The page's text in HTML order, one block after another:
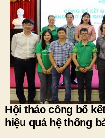
Hội thảo công bố
hiệu quả hệ thống